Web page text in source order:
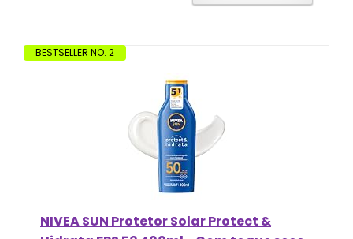
BESTSELLER NO. 2
NIVEA SUN Protetor Solar Protect &